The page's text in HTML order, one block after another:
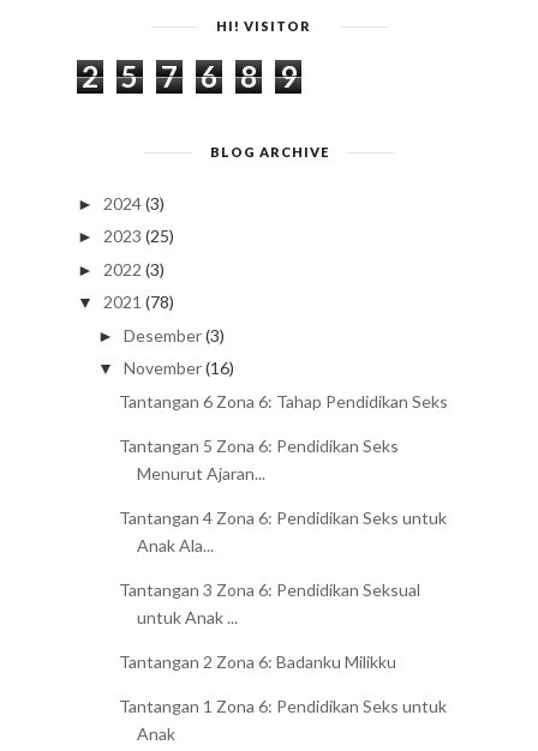
HI! VISITOR
2 5 7 6 8 9
BLOG ARCHIVE
► 2024(3)
► 2023 (25)
► 2022 (3)
▼ 2021 (78)
► Desember(3)
▼ November(16)
Tantangan 6 Zona 6: Tahap Pendidikan Seks
Tantangan 5 Zona 6: Pendidikan Seks
Menurut Ajaran...
Tantangan 4 Zona 6: Pendidikan Seks untuk
Anak Ala...
Tantangan 3 Zona 6: Pendidikan Seksual
untuk Anak ...
Tantangan 2 Zona 6: Badanku Milikku
Tantangan 1 Zona 6: Pendidikan Seks untuk
Anak